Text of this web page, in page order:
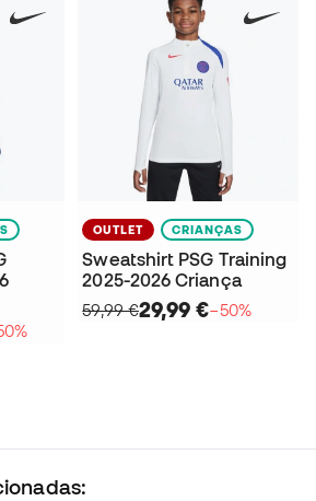
OUTLET CRIANÇAS
Sweatshirt PSG Training
2025-2026 Criança
59,99 €29,99 €−50%